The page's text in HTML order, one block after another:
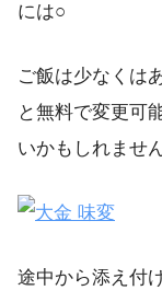
には○
ご飯は少なくは
と無料で変更可
いかもしれませ
途中から添え付